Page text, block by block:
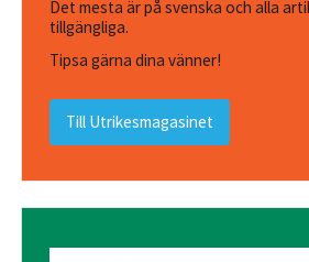
Det mesta är på svenska och alla
tillgängliga.
Tipsa gärna dina vänner!
Till Utrikesmagasinet